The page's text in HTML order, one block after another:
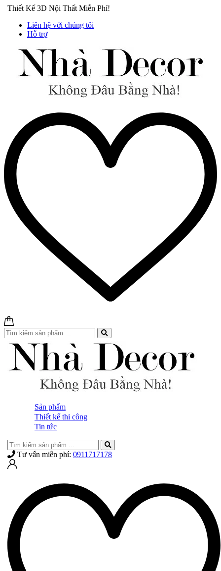
Thiết Kế 3D Nội Thất Miễn Phí!
Liên hệ với chúng tôi
Hỗ trợ
Sản phẩm
Thiết kế thi công
Tin tức
Tư vấn miễn phí: 0911717178